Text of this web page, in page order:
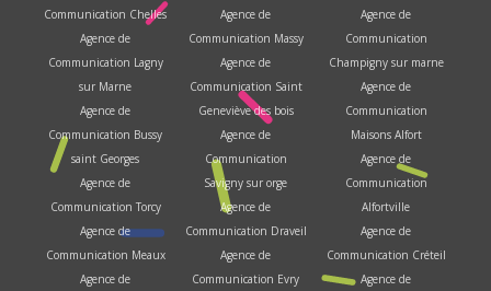
Communication Chelles
Agence de
Communication Lagny
sur Marne
Agence de
Communication Bussy
saint Georges
Agence de
Communication Torcy
Agence de
Communication Meaux
Agence de
Agence de
Communication Massy
Agence de
Communication Saint
Geneviève des bois
Agence de
Communication
Savigny sur orge
Agence de
Communication Draveil
Agence de
Communication Evry
Agence de
Communication
Champigny sur marne
Agence de
Communication
Maisons Alfort
Agence de
Communication
Alfortville
Agence de
Communication Créteil
Agence de